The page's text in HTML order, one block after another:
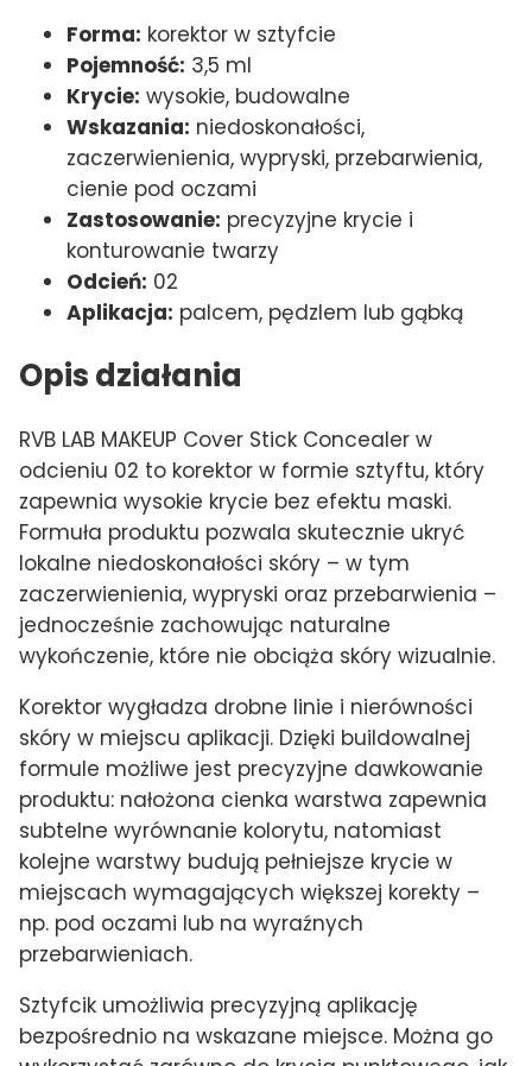
Forma: korektor w sztyfcie
Pojemność: 3,5 ml
Krycie: wysokie, budowalne
Wskazania: niedoskonałości,
zaczerwienienia, wypryski, przebarwienia,
cienie pod oczami
Zastosowanie: precyzyjne krycie i
konturowanie twarzy
Odcień: 02
Aplikacja: palcem, pędzlem lub gąbką
Opis działania
RVB LAB MAKEUP Cover Stick Concealer w
odcieniu 02 to korektor w formie sztyftu, który
zapewnia wysokie krycie bez efektu maski.
Formuła produktu pozwala skutecznie ukryć
lokalne niedoskonałości skóry – w tym
zaczerwienienia, wypryski oraz przebarwienia –
jednocześnie zachowując naturalne
wykończenie, które nie obciąża skóry wizualnie.
Korektor wygładza drobne linie i nierówności
skóry w miejscu aplikacji. Dzięki buildowalnej
formule możliwe jest precyzyjne dawkowanie
produktu: nałożona cienka warstwa zapewnia
subtelne wyrównanie kolorytu, natomiast
kolejne warstwy budują pełniejsze krycie w
miejscach wymagających większej korekty –
np. pod oczami lub na wyraźnych
przebarwieniach.
Sztyfcik umożliwia precyzyjną aplikację
bezpośrednio na wskazane miejsce. Można go